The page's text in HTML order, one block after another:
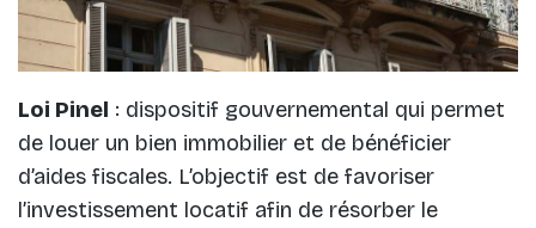
Loi Pinel : dispositif gouvernemental qui permet
de louer un bien immobilier et de bénéficier
d’aides fiscales. L’objectif est de favoriser
l’investissement locatif afin de résorber le